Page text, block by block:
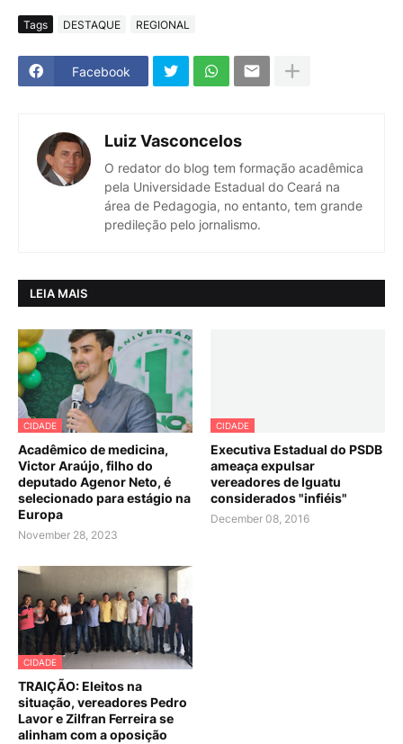
Tags DESTAQUE REGIONAL
Facebook
Luiz Vasconcelos
O redator do blog tem formação acadêmica
pela Universidade Estadual do Ceará na
área de Pedagogia, no entanto, tem grande
predileção pelo jornalismo.
LEIA MAIS
CIDADE
Acadêmico de medicina,
Victor Araújo, filho do
deputado Agenor Neto, é
selecionado para estágio na
Europa
November 28, 2023
CIDADE
Executiva Estadual do PSDB
ameaça expulsar
vereadores de Iguatu
considerados "infiéis"
December 08, 2016
CIDADE
TRAIÇÃO: Eleitos na
situação, vereadores Pedro
Lavor e Zilfran Ferreira se
alinham com a oposição